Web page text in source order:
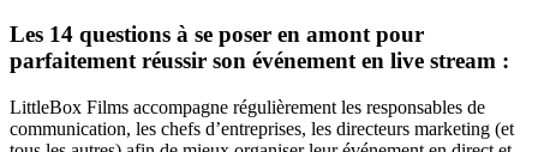
Les 14 questions à se poser en amont pour
parfaitement réussir son événement en live stream :
LittleBox Films accompagne régulièrement les responsables de
communication, les chefs d’entreprises, les directeurs marketing (et